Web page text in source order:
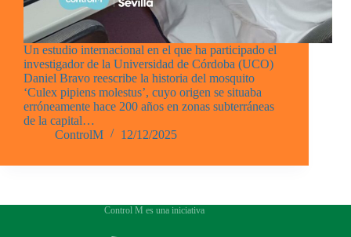
Un estudio internacional en el que ha participado el
investigador de la Universidad de Córdoba (UCO)
Daniel Bravo reescribe la historia del mosquito
‘Culex pipiens molestus’, cuyo origen se situaba
erróneamente hace 200 años en zonas subterráneas
de la capital…
ControlM
12/12/2025
Control M es una iniciativa